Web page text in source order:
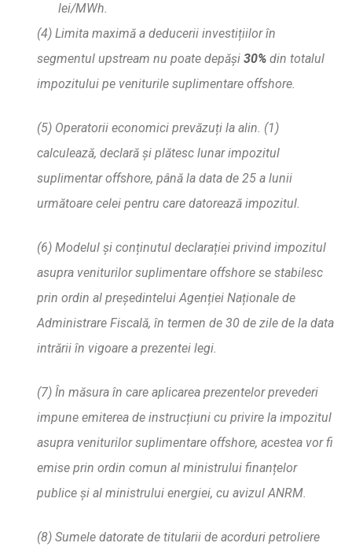
lei/MWh.
(4) Limita maximă a deducerii investițiilor în
segmentul upstream nu poate depăși30% din totalul
impozitului pe veniturile suplimentare offshore.
(5) Operatorii economici prevăzuți la alin. (1)
calculează, declară și plătesc lunar impozitul
suplimentar offshore, până la data de 25 a lunii
următoare celei pentru care datorează impozitul.
(6) Modelulși conținutul declarației privind impozitul
asupra veniturilor suplimentare offshore se stabilesc
prin ordin al președintelui Agenției Naționale de
Administrare Fiscală, în termen de 30 de zile de la data
intrării în vigoare a prezentei legi.
(7) În măsuraîn care aplicarea prezentelor prevederi
impune emiterea de instrucțiuni cu privire la impozitul
asupra veniturilor suplimentare offshore, acestea vor fi
emise prin ordin comun al ministrului finanțelor
publiceși al ministrului energiei, cu avizul ANRM.
(8) Sumele datorate de titularii de acorduri petroliere